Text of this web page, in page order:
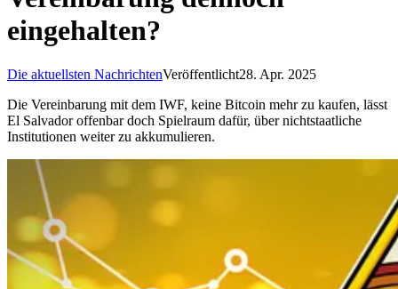
eingehalten?
Die aktuellsten NachrichtenVeröffentlicht28. Apr. 2025
Die Vereinbarung mit dem IWF, keine Bitcoin mehr zu kaufen, lässt
El Salvador offenbar doch Spielraum dafür, über nichtstaatliche
Institutionen weiter zu akkumulieren.